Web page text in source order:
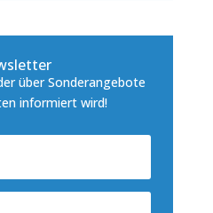
über Sonderangebote
informiert wird!